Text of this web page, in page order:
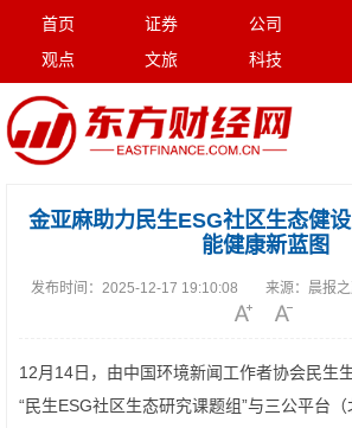
首页 证券 公司
观点
文旅 科技
金亚麻助力民生ESG社区生态健
能健康新蓝图
发布时间： 2025-12-17 19:10:08 来源： 晨报
12月14日，由中国环境新闻工作者协会民生
“民生ESG社区生态研究课题组”与三公平台